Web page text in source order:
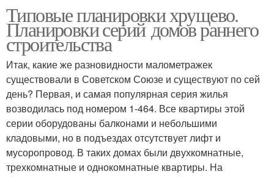
Типовые планировки хрущево.
Планировки серий домов раннего
строительства
Итак, какие же разновидности малометражек
существовали в Советском Союзе и существуют по сей
день? Первая, и самая популярная серия жилья
возводилась под номером 1-464. Все квартиры этой
серии оборудованы балконами и небольшими
кладовыми, но в подъездах отсутствует лифт и
мусоропровод. В таких домах были двухкомнатные,
трехкомнатные и однокомнатные квартиры. На